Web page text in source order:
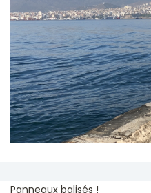
Panneaux balisés !